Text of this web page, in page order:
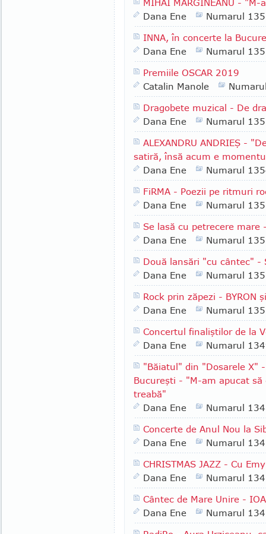
MIHAI MĂRGINEANU -
Dana Ene
Numarul
INNA, în concerte la
Dana Ene
Numarul
Premiile OSCAR 2019
Catalin Manole
Dragobete muzical - De
Dana Ene
Numarul
ALEXANDRU ANDRIEŞ -
satiră, însă acum e
Dana Ene
Numarul
FiRMA - Poezii pe ritmuri
Dana Ene
Numarul
Se lasă cu petrecere mare
Dana Ene
Numarul
Două lansări "cu cântec" -
Dana Ene
Numarul
Rock prin zăpezi - BYRON
Dana Ene
Numarul
Concertul finaliştilor de la
Dana Ene
Numarul
"Băiatul" din "Dosarele X"
Bucureşti - "M-am apucat
treabă"
Dana Ene
Numarul
Concerte de Anul Nou la
Dana Ene
Numarul
CHRISTMAS JAZZ - Cu
Dana Ene
Numarul
Cântec de Mare Unire -
Dana Ene
Numarul